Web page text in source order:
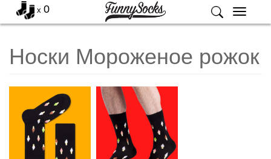
Меню
x 0
Носки Мороженое рожок